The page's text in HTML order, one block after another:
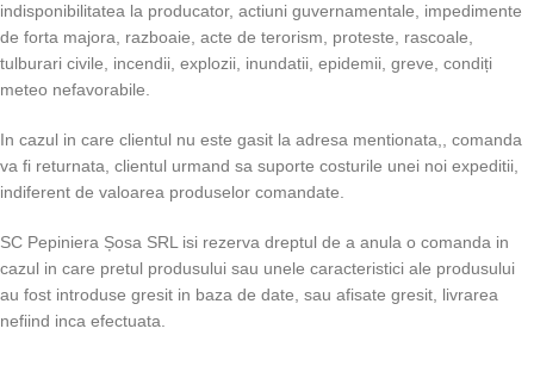
indisponibilitatea la producator, actiuni guvernamentale, impedimente
de forta majora, razboaie, acte de terorism, proteste, rascoale,
tulburari civile, incendii, explozii, inundatii, epidemii, greve, condiți
meteo nefavorabile.
In cazul in care clientul nu este gasit la adresa mentionata,, comanda
va fi returnata, clientul urmand sa suporte costurile unei noi expeditii,
indiferent de valoarea produselor comandate.
SC Pepiniera Șosa SRL isi rezerva dreptul de a anula o comanda in
cazul in care pretul produsului sau unele caracteristici ale produsului
au fost introduse gresit in baza de date, sau afisate gresit, livrarea
nefiind inca efectuata.